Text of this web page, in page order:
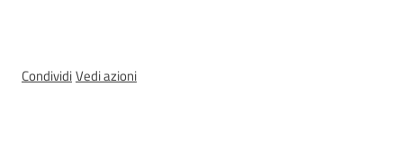
Seguici
CondividiVedi azioni